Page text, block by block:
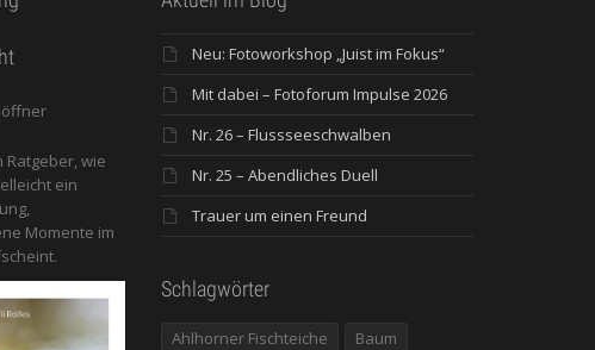
Ratgeber, wie
ein
Momente im
Neu: Fotoworkshop „Juist im Fokus“
Mit dabei – Fotoforum Impulse 2026
Nr. 26 – Flussseeschwalben
Nr. 25 – Abendliches Duell
Trauer um einen Freund
Schlagwörter
Ahlhorner Fischteiche
Baum